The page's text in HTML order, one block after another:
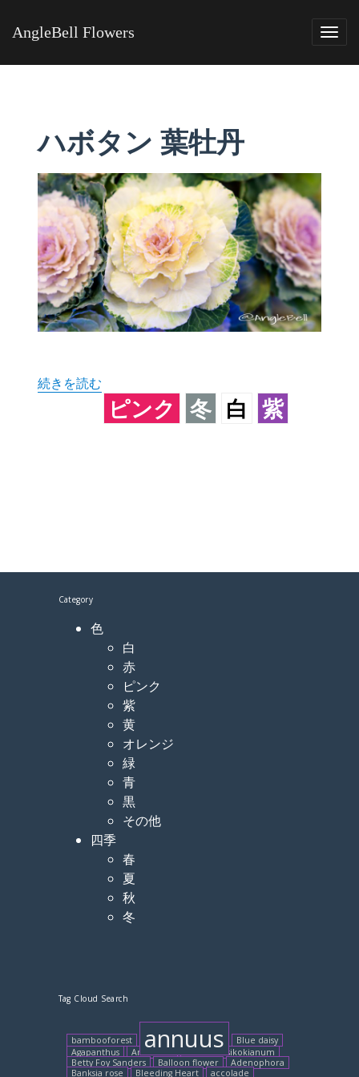
AngleBell Flowers
ハボタン 葉牡丹
“ハボタン 葉牡丹” の
続きを読む
ピンク 冬 白 紫
Category
色
白
赤
ピンク
紫
黄
オレンジ
緑
青
黒
その他
四季
春
夏
秋
冬
Tag Cloud Search
bambooforest annuus
Blue daisy
Agapanthus
Artichoke
Arisaema sikokianum
Betty Foy Sanders
Balloon flower
Adenophora
Banksia rose
Bleeding Heart accolade